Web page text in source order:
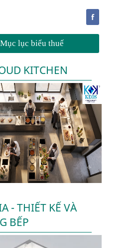
f
Mục lục biểu thuế
KITCHEN
- THIẾT KẾ VÀ
BẾP